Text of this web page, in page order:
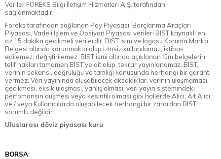
Veriler FOREKS Bilgi İletişim Hizmetleri A.Ş. tarafından
sağlanmaktadır.
Foreks tarafından sağlanan Pay Piyasası, Borçlanma Araçları
Piyasası, Vadeli İşlem ve Opsiyon Piyasası verileri BIST kaynaklı en
az 15 dakika gecikmeli verilerdir. BIST isim ve logosu Koruma Marka
Belgesi altında korunmakta olup izinsiz kullanılamaz, iktibas
edilemez, değiştirilemez. BIST ismi altında açıklanan tüm belgelerin
telif hakları tamamen BIST'ye ait olup, tekrar yayınlanamaz. BIST,
verinin sekansı, doğruluğu ve tamlığı konusunda herhangi bir garanti
vermez. Veri yayınında oluşabilecek aksaklıklar, verinin ulaşmaması,
gecikmesi, eksik ulaşması, yanlış olması, veri yayın sistemindeki
perfomansın düşmesi veya kesintili olması gibi hallerde Alıcı, Alt Alıcı
ve / veya Kullanıcılarda oluşabilecek herhangi bir zarardan BIST
sorumlu değildir.
Uluslarası döviz piyasası kuru
BORSA